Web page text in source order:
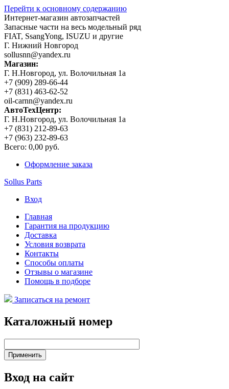
Перейти к основному содержанию
Интернет-магазин автозапчастей
Запасные части на весь модельный ряд
FIAT, SsangYong, ISUZU и другие
Г. Нижний Новгород
sollusnn@yandex.ru
Магазин:
Г. Н.Новгород, ул. Волочильная 1а
+7 (909) 289-66-44
+7 (831) 463-62-52
oil-carnn@yandex.ru
АвтоТехЦентр:
Г. Н.Новгород, ул. Волочильная 1а
+7 (831) 212-89-63
+7 (963) 232-89-63
Всего: 0,00 руб.
Оформление заказа
Sollus Parts
Вход
Главная
Гарантия на продукцию
Доставка
Условия возврата
Контакты
Способы оплаты
Отзывы о магазине
Помощь в подборе
Записаться на ремонт
Каталожный номер
Вход на сайт